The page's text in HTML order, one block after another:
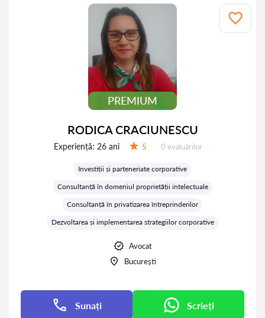
PREMIUM
RODICA CRACIUNESCU
Experiență: 26 ani 5 Evaluărilor:
0 evaluărilor
Investiții și parteneriate corporative
Consultanță în domeniul proprietății intelectuale
Consultanță în privatizarea întreprinderilor
Dezvoltarea și implementarea strategiilor corporative
Avocat
București
Sunați Scrieți